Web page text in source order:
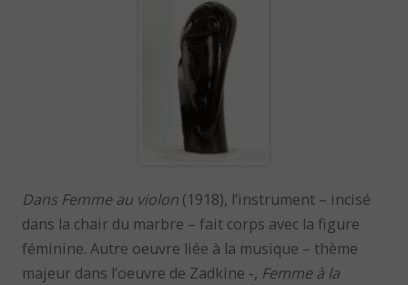
Dans Femme au violon (1918), l’instrument – incisé
dans la chair du marbre – fait corps avec la figure
féminine. Autre oeuvre liée à la musique – thème
majeur dans l’oeuvre de Zadkine -, Femme à la